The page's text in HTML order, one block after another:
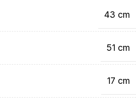
43 cm
51 cm
17 cm